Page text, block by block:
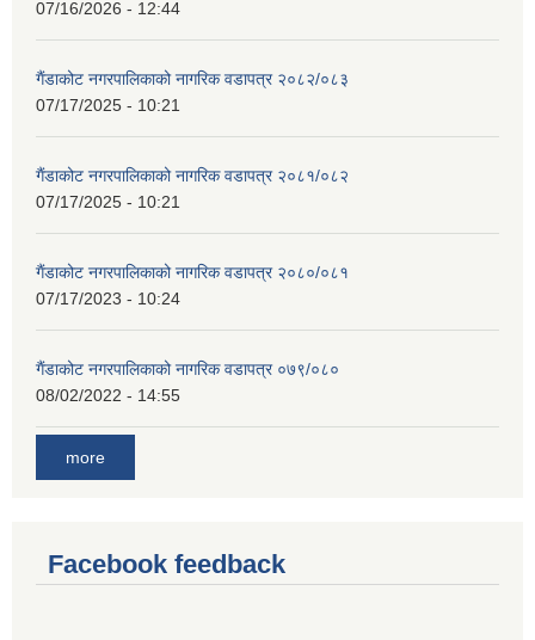
07/16/2026 - 12:44
गैंडाकोट नगरपालिकाको नागरिक वडापत्र २०८२/०८३
07/17/2025 - 10:21
गैंडाकोट नगरपालिकाको नागरिक वडापत्र २०८१/०८२
07/17/2025 - 10:21
गैंडाकोट नगरपालिकाको नागरिक वडापत्र २०८०/०८१
07/17/2023 - 10:24
गैंडाकोट नगरपालिकाको नागरिक वडापत्र ०७९/०८०
08/02/2022 - 14:55
more
Facebook feedback